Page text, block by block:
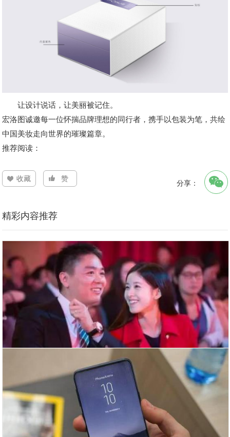
让设计说话，让美丽被记住。
宏洛图诚邀每一位怀揣品牌理想的同行者，携手以包装为笔，共绘
中国美妆走向世界的璀璨篇章。
推荐阅读：
收藏 赞 分享：
精彩内容推荐